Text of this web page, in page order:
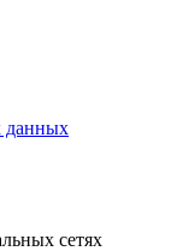
данных
сетях